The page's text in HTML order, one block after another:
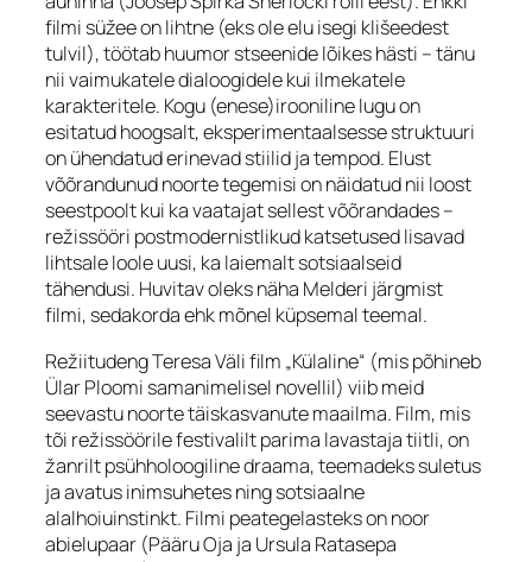
filmi süžee on lihtne (eks ole elu isegi klišeedest
tulvil), töötab huumor stseenide lõikes hästi – tänu
nii vaimukatele dialoogidele kui ilmekatele
karakteritele. Kogu (enese)irooniline lugu on
esitatud hoogsalt, eksperimentaalsesse struktuuri
on ühendatud erinevad stiilid ja tempod. Elust
võõrandunud noorte tegemisi on näidatud nii loost
seestpoolt kui ka vaatajat sellest võõrandades –
režissööri postmodernistlikud katsetused lisavad
lihtsale loole uusi, ka laiemalt sotsiaalseid
tähendusi. Huvitav oleks näha Melderi järgmist
filmi, sedakorda ehk mõnel küpsemal teemal.
Režiitudeng Teresa Väli film „Külaline“ (mis põhineb
Ülar Ploomi samanimelisel novellil) viib meid
seevastu noorte täiskasvanute maailma. Film, mis
tõi režissöörile festivalilt parima lavastaja tiitli, on
žanrilt psühholoogiline draama, teemadeks suletus
ja avatus inimsuhetes ning sotsiaalne
alalhoiuinstinkt. Filmi peategelasteks on noor
abielupaar (Pääru Oja ja Ursula Ratasepa